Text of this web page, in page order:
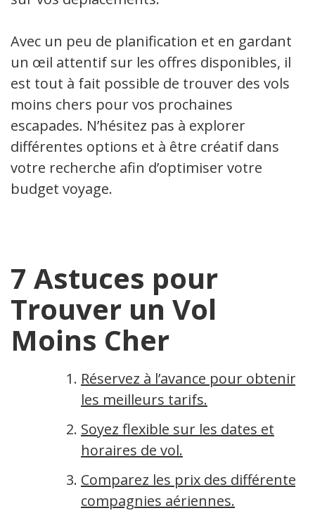
Avec un peu de planification et en gardant
un œil attentif sur les offres disponibles, il
est tout à fait possible de trouver des vols
moins chers pour vos prochaines
escapades. N’hésitez pas à explorer
différentes options et à être créatif dans
votre recherche afin d’optimiser votre
budget voyage.
7 Astuces pour
Trouver un Vol
Moins Cher
Réservez à l’avance pour obtenir
les meilleurs tarifs.
Soyez flexible sur les dates et
horaires de vol.
Comparez les prix des différentes
compagnies aériennes.